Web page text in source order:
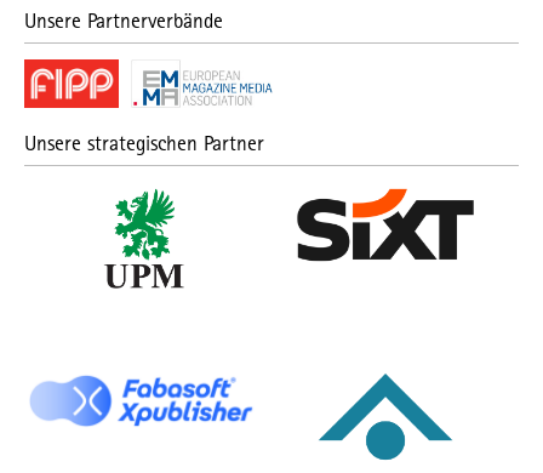
Unsere Partnerverbände
Unsere strategischen Partner